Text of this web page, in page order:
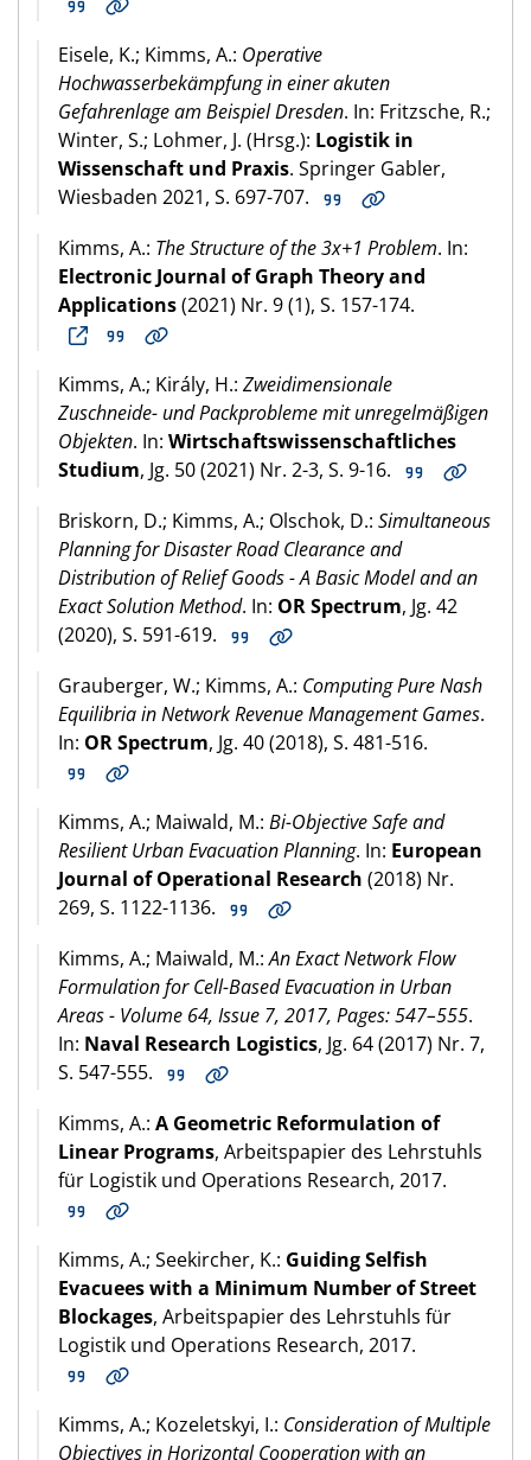
Eisele, K.; Kimms, A.: Operative
Hochwasserbekämpfung in einer akuten
Gefahrenlage am Beispiel Dresden. In: Fritzsche, R.;
Winter, S.; Lohmer, J. (Hrsg.): Logistik in
Wissenschaft und Praxis. Springer Gabler,
Wiesbaden 2021, S. 697-707.
Kimms, A.: The Structure of the 3x+1 Problem. In:
Electronic Journal of Graph Theory and
Applications(2021) Nr. 9 (1), S. 157-174.
Kimms, A.; Király, H.: Zweidimensionale
Zuschneide- und Packprobleme mit unregelmäßigen
Objekten. In: Wirtschaftswissenschaftliches
Studium, Jg. 50 (2021) Nr. 2-3, S. 9-16.
Briskorn, D.; Kimms, A.; Olschok, D.: Simultaneous
Planning for Disaster Road Clearance and
Distribution of Relief Goods - A Basic Model and an
Exact Solution Method. In: OR Spectrum, Jg. 42
(2020), S. 591-619.
Grauberger, W.; Kimms, A.: Computing Pure Nash
Equilibria in Network Revenue Management Games.
In: OR Spectrum, Jg. 40 (2018), S. 481-516.
Kimms, A.; Maiwald, M.: Bi-Objective Safe and
Resilient Urban Evacuation Planning. In: European
Journal of Operational Research (2018) Nr.
269, S. 1122-1136.
Kimms, A.; Maiwald, M.:An Exact Network Flow
Formulation for Cell-Based Evacuation in Urban
Areas - Volume 64, Issue 7, 2017, Pages: 547–555.
In: Naval Research Logistics, Jg. 64 (2017) Nr. 7,
S. 547-555.
Kimms, A.: A Geometric Reformulation of
Linear Programs, Arbeitspapier des Lehrstuhls
für Logistik und Operations Research, 2017.
Kimms, A.; Seekircher, K.: Guiding Selfish
Evacuees with a Minimum Number of Street
Blockages, Arbeitspapier des Lehrstuhls für
Logistik und Operations Research, 2017.
Kimms, A.; Kozeletskyi, I.: Consideration of Multiple
Objectives in Horizontal Cooperation with an